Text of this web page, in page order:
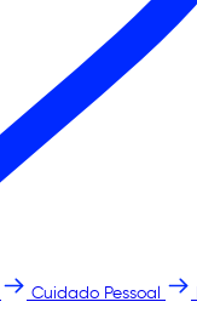
Cuidado Pessoal